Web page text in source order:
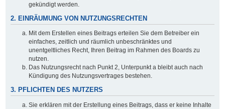
gekündigt werden.
2. EINRÄUMUNG VON NUTZUNGSRECHTEN
Mit dem Erstellen eines Beitrags erteilen Sie dem Betreiber ein
einfaches, zeitlich und räumlich unbeschränktes und
unentgeltliches Recht, Ihren Beitrag im Rahmen des Boards zu
nutzen.
Das Nutzungsrecht nach Punkt 2, Unterpunkt a bleibt auch nach
Kündigung des Nutzungsvertrages bestehen.
3. PFLICHTEN DES NUTZERS
Sie erklären mit der Erstellung eines Beitrags, dass er keine Inhalte